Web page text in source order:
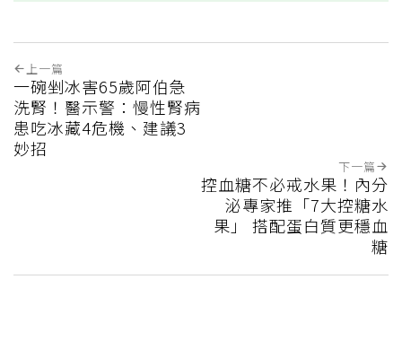
上一篇
一碗剉冰害65歲阿伯急
洗腎！醫示警：慢性腎病
患吃冰藏4危機、建議3
妙招
下一篇
控血糖不必戒水果！內分
泌專家推「7大控糖水
果」 搭配蛋白質更穩血
糖